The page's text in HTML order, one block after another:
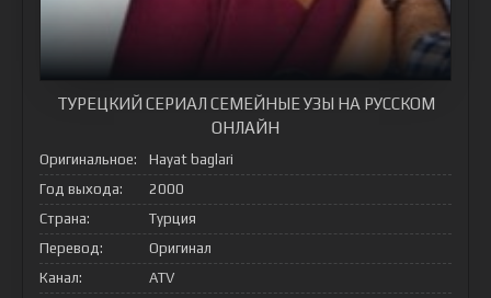
ТУРЕЦКИЙ СЕРИАЛ СЕМЕЙНЫЕ УЗЫ НА РУССКОМ
ОНЛАЙН
Оригинальное:
Hayat baglari
Год выхода:
2000
Страна:
Турция
Перевод:
Оригинал
Канал:
ATV